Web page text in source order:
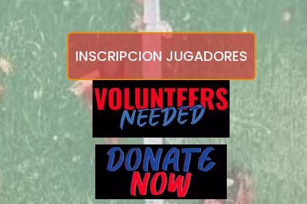
INSCRIPCION JUGADORES